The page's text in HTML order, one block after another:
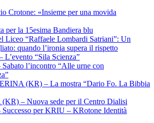
Crotone: «Insieme per una movida
per la 15esima Bandiera blu
Liceo “Raffaele Lombardi Satriani”: Un
quando l’ironia supera il rispetto
“Sila Scienza”
l’incontro “Alle urne con
(KR) – La mostra “Dario Fo. La Bibbia
– Nuova sede per il Centro Dialisi
per KRIU – KRotone Identità